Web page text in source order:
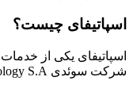
اسپاتیفای چیست؟
اسپاتیفای یکی از
شرکت سوئدی Spotify Technology S.A. ارائه می‌شود.